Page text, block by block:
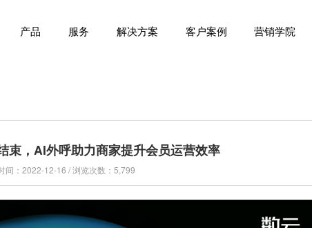
产品 服务 解决方案 客户案例 营销学院
束，AI外呼助力商家提升会员运营效率
间：2022-12-16 / 浏览次数：5,799